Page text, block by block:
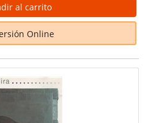
al carrito
Online